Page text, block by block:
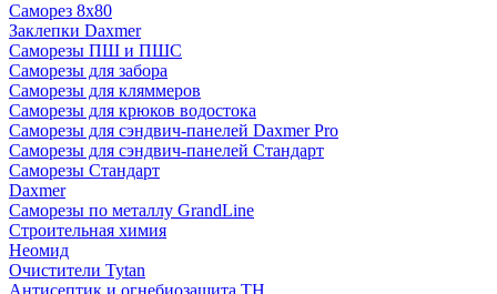
Саморез 8х80
Заклепки Daxmer
Саморезы ПШ и ПШС
Саморезы для забора
Саморезы для кляммеров
Саморезы для крюков водостока
Саморезы для сэндвич-панелей Daxmer Pro
Саморезы для сэндвич-панелей Стандарт
Саморезы Стандарт
Daxmer
Саморезы по металлу GrandLine
Строительная химия
Неомид
Очистители Tytan
Антисептик и огнебиозащита ТН